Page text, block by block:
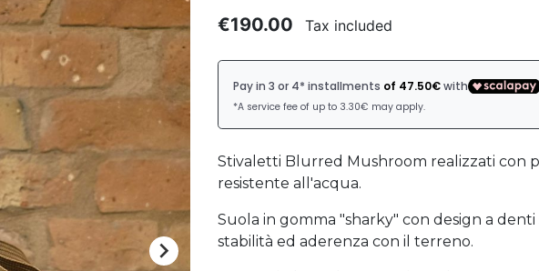

€190.00 Tax included
Stivaletti Blurred Mushroom realizzati con
resistente all'acqua.
Suola in gomma "sharky" con design a
stabilità ed aderenza con il terreno.